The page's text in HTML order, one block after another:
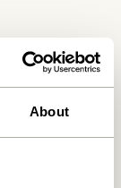
About